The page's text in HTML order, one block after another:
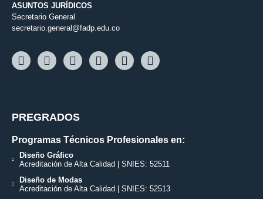
ASUNTOS JURÍDICOS
Secretario General
secretario.general@fadp.edu.co
PREGRADOS
Programas Técnicos Profesionales en:
Diseño Gráfico
Acreditación de Alta Calidad | SNIES: 52511
Diseño de Modas
Acreditación de Alta Calidad | SNIES: 52513